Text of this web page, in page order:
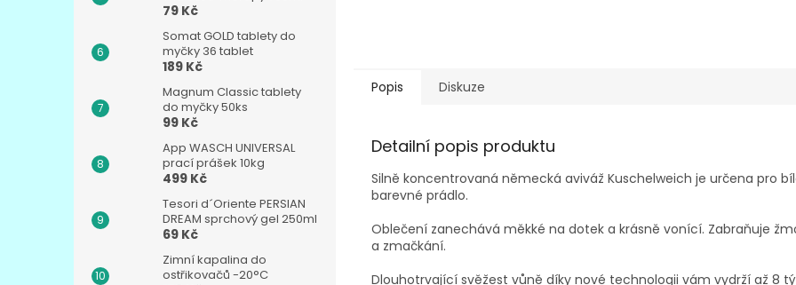
79 Kč
Somat GOLD tablety do
myčky 36 tablet
189 Kč
Magnum Classic tablety
do myčky 50ks
99 Kč
App WASCH UNIVERSAL
prací prášek 10kg
499 Kč
Tesori d´Oriente PERSIAN
DREAM sprchový gel 250ml
69 Kč
Zimní kapalina do
ostřikovačů -20°C
Popis Diskuze
Detailní popis produktu
Silně koncentrovaná německá aviváž Kuschelweich je určena pro
barevné prádlo.
Oblečení zanechává měkké na dotek a krásně vonící. Zabraňuje
a zmačkání.
Dlouhotrvající svěžest vůně díky nové technologii vám vydrží až 8